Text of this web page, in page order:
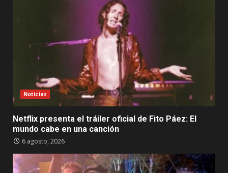
Noticias
Netflix presenta el tráiler oficial de Fito Páez: El
mundo cabe en una canción
6 agosto, 2026